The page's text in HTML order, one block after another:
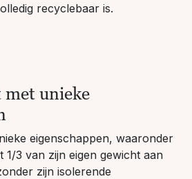
recyclebaar is.
unieke
eigenschappen, waaronder
1/3 van zijn eigen gewicht aan
zijn isolerende